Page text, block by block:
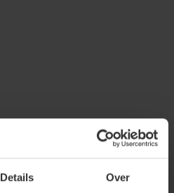
Details Over